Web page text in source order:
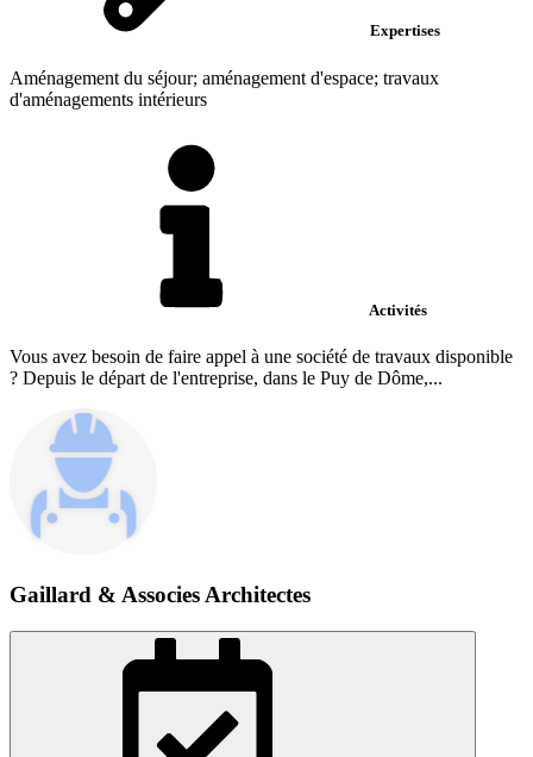
Expertises
Aménagement du séjour; aménagement d'espace; travaux
d'aménagements intérieurs
Activités
Vous avez besoin de faire appel à une société de travaux disponible
? Depuis le départ de l'entreprise, dans le Puy de Dôme,...
Gaillard & Associes Architectes